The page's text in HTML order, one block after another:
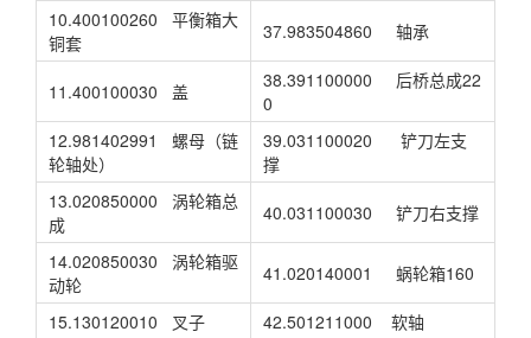
10.400100260 平衡箱大
铜套
37.983504860 轴承
11.400100030 盖
38.391100000 后桥总成22
0
12.981402991 螺母（链
轮轴处）
39.031100020 铲刀左支
撑
13.020850000 涡轮箱总
成
40.031100030 铲刀右支撑
14.020850030 涡轮箱驱
动轮
41.020140001 蜗轮箱160
15.130120010 叉子
42.501211000 软轴